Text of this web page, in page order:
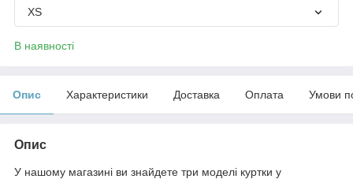
XS
В наявності
Опис Характеристики Доставка Оплата Умови
Опис
У нашому магазині ви знайдете три моделі куртки у